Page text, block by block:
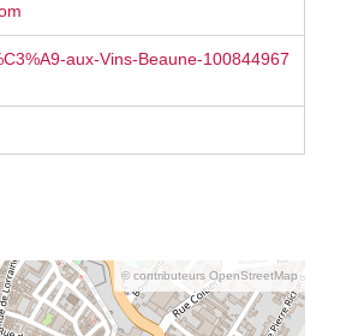
aux-Vins-Beaune-100844967
© contributeurs OpenStreetMap